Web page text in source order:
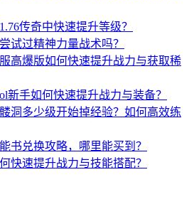
传奇中快速提升等级？
试过精神力量战术吗？
高爆版如何快速提升战力与获取稀
新手如何快速提升战力与装备？
洞多少级开始掉经验？如何高效练
书兑换攻略，哪里能买到？
快速提升战力与技能搭配？